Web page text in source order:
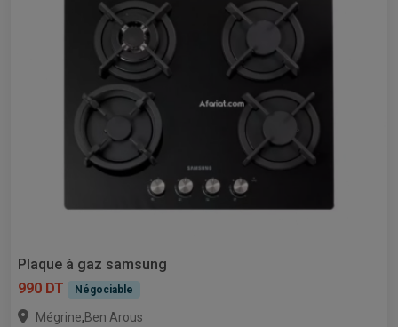
Plaque à gaz samsung
990 DT
Négociable
Mégrine,Ben Arous